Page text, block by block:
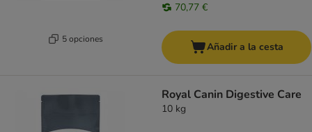
5 opciones
70,77 €
Añadir a la cesta
Royal Canin Digestive Care
10 kg